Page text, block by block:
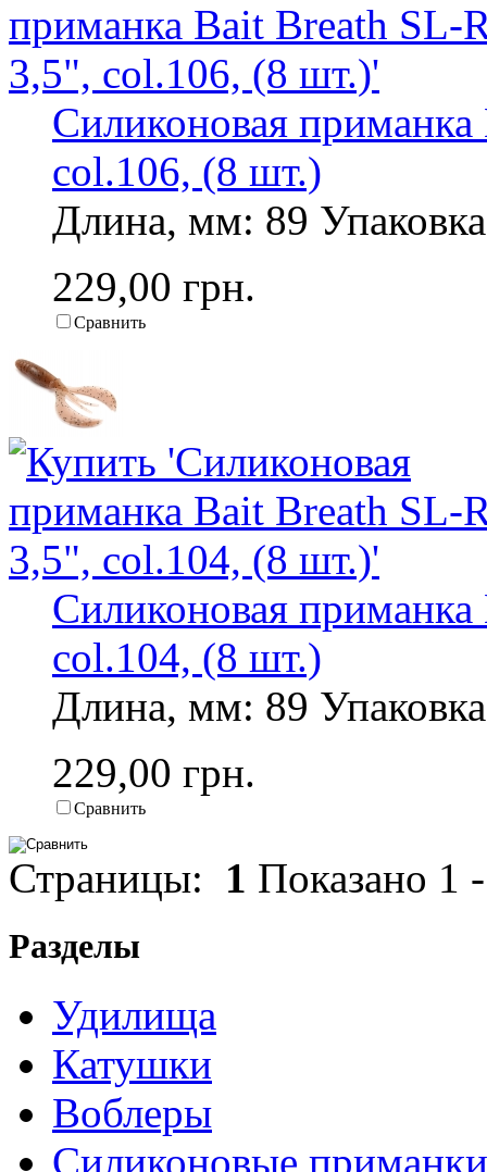
Силиконовая
col.106, (8 шт.)
Длина, мм: 89
229,00 грн.
Сравнить
Силиконовая
col.104, (8 шт.)
Длина, мм: 89
229,00 грн.
Сравнить
Страницы: 1 Показано 1
Разделы
Удилища
Катушки
Воблеры
Силиконовые приманки